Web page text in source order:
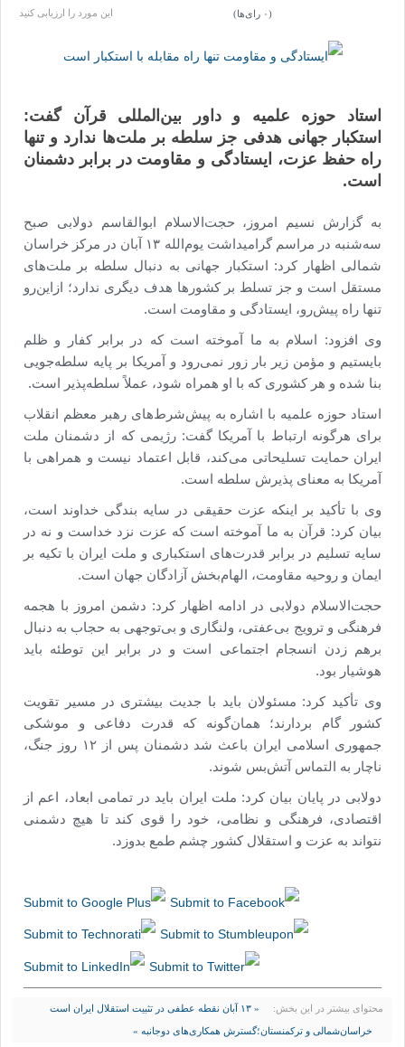
مذاکرات اشراف دارد
عراقچی:شورای عالی امنیت ملی بر روند
این مورد را ارزیابی کنید (۰ رای‌ها)
استاد حوزه علمیه و داور بین‌المللی قرآن گفت:
استکبار جهانی هدفی جز سلطه بر ملت‌ها ندارد و تنها
راه حفظ عزت، ایستادگی و مقاومت در برابر دشمنان
است.
به گزارش نسیم امروز، حجت‌الاسلام ابوالقاسم دولابی صبح
سه‌شنبه در مراسم گرامیداشت یوم‌الله ۱۳ آبان در مرکز خراسان
شمالی اظهار کرد: استکبار جهانی به دنبال سلطه بر ملت‌های
مستقل است و جز تسلط بر کشورها هدف دیگری ندارد؛ ازاین‌رو
تنها راه پیش‌رو، ایستادگی و مقاومت است.
وی افزود: اسلام به ما آموخته است که در برابر کفار و ظلم
بایستیم و مؤمن زیر بار زور نمی‌رود و آمریکا بر پایه سلطه‌جویی
بنا شده و هر کشوری که با او همراه شود، عملاً سلطه‌پذیر است.
استاد حوزه علمیه با اشاره به پیش‌شرط‌های رهبر معظم انقلاب
برای هرگونه ارتباط با آمریکا گفت: رژیمی که از دشمنان ملت
ایران حمایت تسلیحاتی می‌کند، قابل اعتماد نیست و همراهی با
آمریکا به معنای پذیرش سلطه است.
وی با تأکید بر اینکه عزت حقیقی در سایه بندگی خداوند است،
بیان کرد: قرآن به ما آموخته است که عزت نزد خداست و نه در
سایه تسلیم در برابر قدرت‌های استکباری و ملت ایران با تکیه بر
ایمان و روحیه مقاومت، الهام‌بخش آزادگان جهان است.
حجت‌الاسلام دولابی در ادامه اظهار کرد: دشمن امروز با هجمه
فرهنگی و ترویج بی‌عفتی، ولنگاری و بی‌توجهی به حجاب به دنبال
برهم زدن انسجام اجتماعی است و در برابر این توطئه باید
هوشیار بود.
وی تأکید کرد: مسئولان باید با جدیت بیشتری در مسیر تقویت
کشور گام بردارند؛ همان‌گونه که قدرت دفاعی و موشکی
جمهوری اسلامی ایران باعث شد دشمنان پس از ۱۲ روز جنگ،
ناچار به التماس آتش‌بس شوند.
دولابی در پایان بیان کرد: ملت ایران باید در تمامی ابعاد، اعم از
اقتصادی، فرهنگی و نظامی، خود را قوی کند تا هیچ دشمنی
نتواند به عزت و استقلال کشور چشم طمع بدوزد.
محتوای بیشتر در این بخش: « ۱۳ آبان نقطه عطفی در تثبیت استقلال ایران است
خراسان‌شمالی و ترکمنستان؛گسترش همکاری‌های دوجانبه »